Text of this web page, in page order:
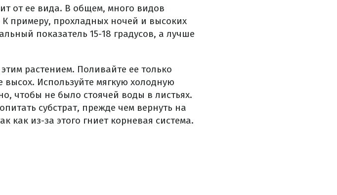
от ее вида. В общем, много видов
К примеру, прохладных ночей и высоких
показатель 15-18 градусов, а лучше
растением. Поливайте ее только
высох. Используйте мягкую холодную
чтобы не было стоячей воды в листьях.
субстрат, прежде чем вернуть на
как из-за этого гниет корневая система.